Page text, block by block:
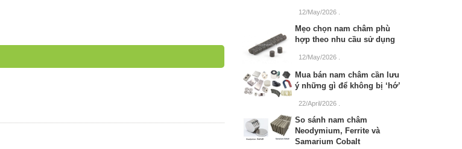
12/May/2026
Mẹo chọn nam châm phù
hợp theo nhu cầu sử dụng
12/May/2026
Mua bán nam châm cần lưu
ý những gì để không bị ‘hớ’
22/April/2026
So sánh nam châm
Neodymium, Ferrite và
Samarium Cobalt